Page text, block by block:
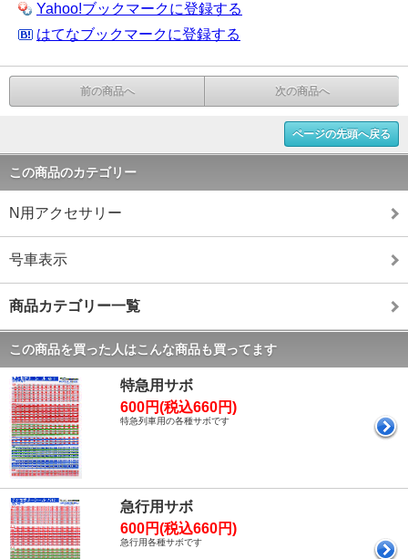
Yahoo!ブックマークに登録する
はてなブックマークに登録する
前の商品へ 次の商品へ
ページの先頭へ戻る
この商品のカテゴリー
N用アクセサリー
号車表示
商品カテゴリー一覧
この商品を買った人はこんな商品も買ってます
特急用サボ
600円(税込660円)
特急列車用の各種サボです
急行用サボ
600円(税込660円)
急行用各種サボです